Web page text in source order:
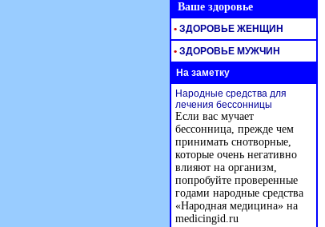
Ваше здоровье
• ЗДОРОВЬЕ ЖЕНЩИН
• ЗДОРОВЬЕ МУЖЧИН
На заметку
Народные средства для
лечения бессонницы
Если вас мучает
бессонница, прежде чем
принимать снотворные,
которые очень негативно
влияют на организм,
попробуйте проверенные
годами народные средства
«Народная медицина» на
medicingid.ru